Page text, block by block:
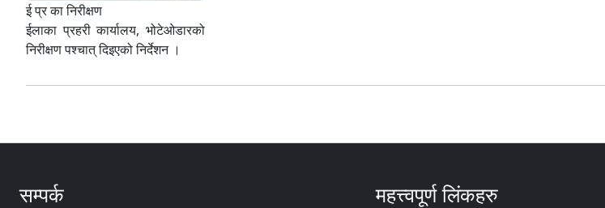
ई प्र का निरीक्षण
ईलाका प्रहरी कार्यालय, भोटेओडारको
निरीक्षण पश्चात् दिइएको निर्देशन ।
सम्पर्क महत्त्वपूर्ण लिंकहरु